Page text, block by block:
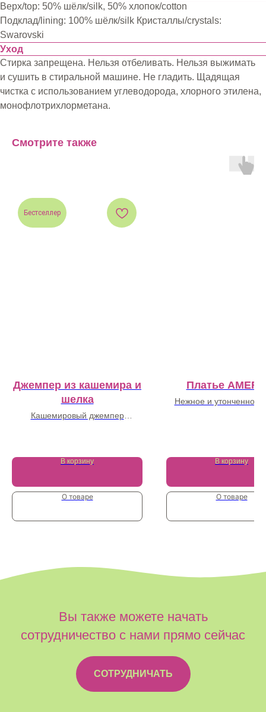
Верх/top: 50% шёлк/silk, 50% хлопок/cotton
Подклад/lining: 100% шёлк/silk Кристаллы/crystals:
Swarovski
Уход
Стирка запрещена. Нельзя отбеливать. Нельзя выжимать
и сушить в стиральной машине. Не гладить. Щадящая
чистка с использованием углеводорода, хлорного этилена,
монофлотрихлорметана.
Смотрите также
Бестселлер
Джемпер из кашемира и
шелка
Кашемировый джемпер
В корзину
О товаре
Платье
Нежное и утонченное
В корзину
О товаре
Вы также можете начать
сотрудничество с нами прямо сейчас
СОТРУДНИЧАТЬ